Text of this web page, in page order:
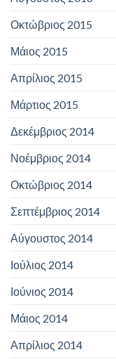
Οκτώβριος 2015
Μάιος 2015
Απρίλιος 2015
Μάρτιος 2015
Δεκέμβριος 2014
Νοέμβριος 2014
Οκτώβριος 2014
Σεπτέμβριος 2014
Αύγουστος 2014
Ιούλιος 2014
Ιούνιος 2014
Μάιος 2014
Απρίλιος 2014